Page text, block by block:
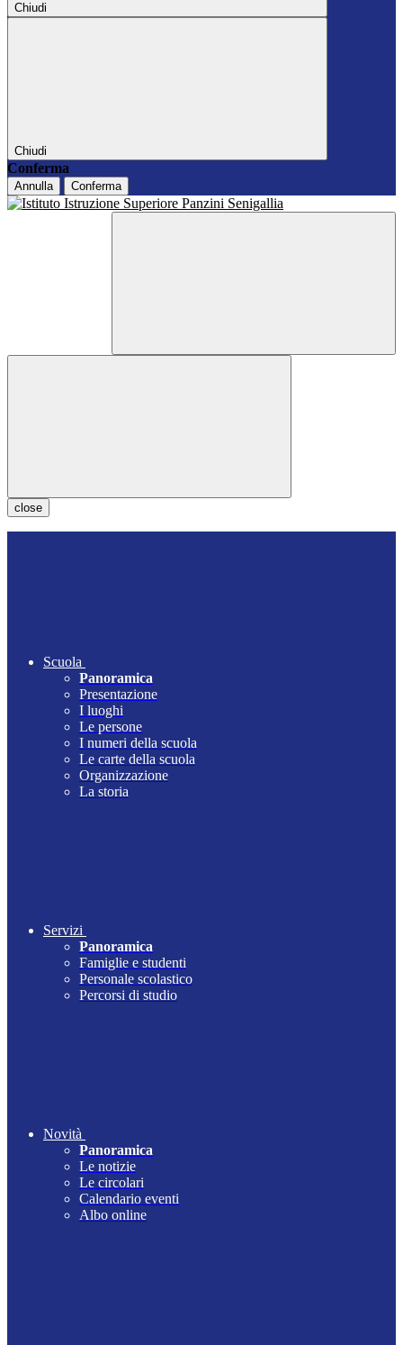
Chiudi
Chiudi
Conferma
Annulla Conferma
close
Scuola
Panoramica
Presentazione
I luoghi
Le persone
I numeri della scuola
Le carte della scuola
Organizzazione
La storia
Servizi
Panoramica
Famiglie e studenti
Personale scolastico
Percorsi di studio
Novità
Panoramica
Le notizie
Le circolari
Calendario eventi
Albo online